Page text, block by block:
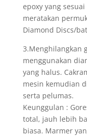
epoxy yang
meratakan
Diamond Discs/
3.Menghilangkan
menggunakan
yang halus.
mesin kemudian
serta pelumas.
Keunggulan :
total, jauh lebih
biasa. Marmer